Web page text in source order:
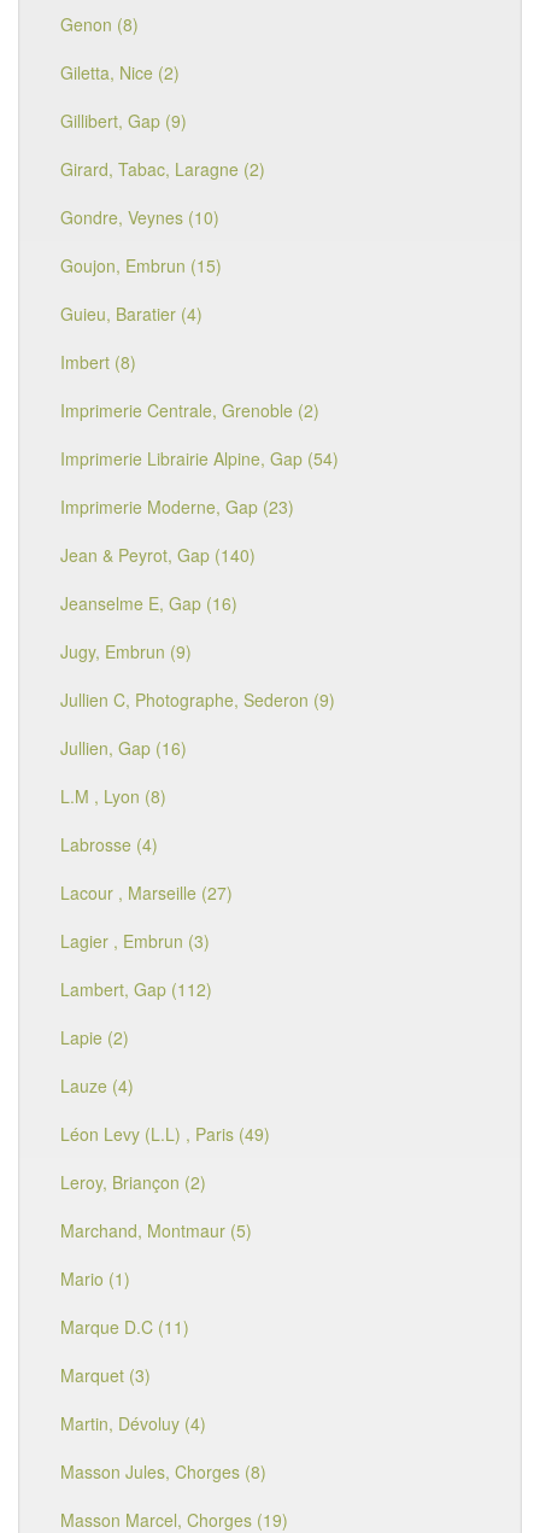
Genon (8)
Giletta, Nice (2)
Gillibert, Gap (9)
Girard, Tabac, Laragne (2)
Gondre, Veynes (10)
Goujon, Embrun (15)
Guieu, Baratier (4)
Imbert (8)
Imprimerie Centrale, Grenoble (2)
Imprimerie Librairie Alpine, Gap (54)
Imprimerie Moderne, Gap (23)
Jean & Peyrot, Gap (140)
Jeanselme E, Gap (16)
Jugy, Embrun (9)
Jullien C, Photographe, Sederon (9)
Jullien, Gap (16)
L.M , Lyon (8)
Labrosse (4)
Lacour , Marseille (27)
Lagier , Embrun (3)
Lambert, Gap (112)
Lapie (2)
Lauze (4)
Léon Levy (L.L) , Paris (49)
Leroy, Briançon (2)
Marchand, Montmaur (5)
Mario (1)
Marque D.C (11)
Marquet (3)
Martin, Dévoluy (4)
Masson Jules, Chorges (8)
Masson Marcel, Chorges (19)